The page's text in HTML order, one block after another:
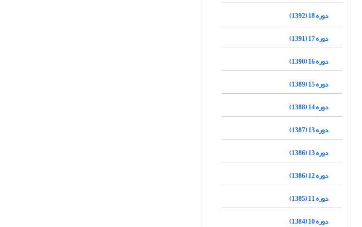
دوره 18 (1392)
دوره 17 (1391)
دوره 16 (1390)
دوره 15 (1389)
دوره 14 (1388)
دوره 13 (1387)
دوره 13 (1386)
دوره 12 (1386)
دوره 11 (1385)
دوره 10 (1384)